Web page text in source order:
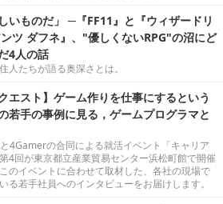
いものだ」 ─『FF11』と『ウィザードリ
ツ ダフネ』、"優しくないRPG"の沼にど
4人の話
人たちが語る奥深さとは。
エスト】ゲーム作りを仕事にするという
若手の事例に見る，ゲームプログラマと
4Gamerの合同による就活イベント「キャリア
4回が東京都立産業貿易センター浜松町館で開催
のイベントに合わせて取材した、各社の現場で
る若手社員へのインタビューをお届けします。